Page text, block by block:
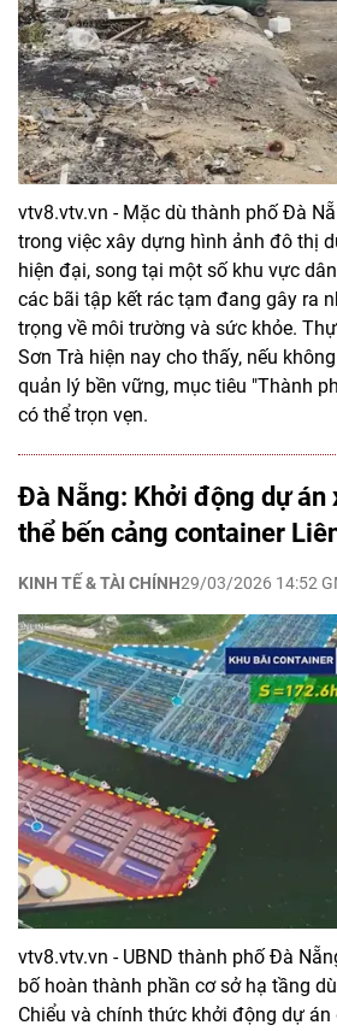
vtv8.vtv.vn - Mặc dù thành phố Đà
trong việc xây dựng hình ảnh đô thị
hiện đại, song tại một số khu vực
các bãi tập kết rác tạm đang gây ra
trọng về môi trường và sức khỏe.
Sơn Trà hiện nay cho thấy, nếu
quản lý bền vững, mục tiêu "Thành
có thể trọn vẹn.
Đà Nẵng: Khởi động dự án
thể bến cảng container
KINH TẾ & TÀI CHÍNH29/03/2026 14:52
vtv8.vtv.vn - UBND thành phố Đà
bố hoàn thành phần cơ sở hạ tầng
Chiểu và chính thức khởi động dự